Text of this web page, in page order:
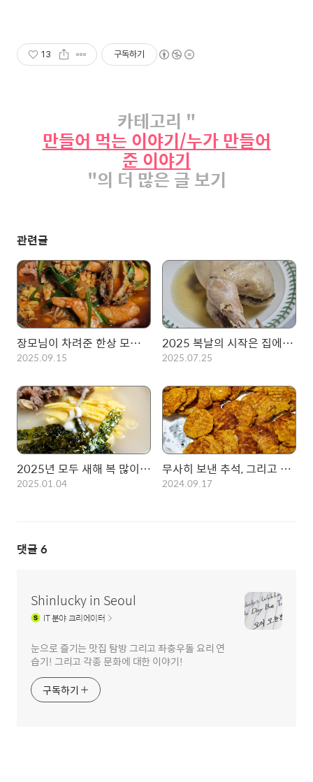
13 구독하기
카테고리 "
만들어 먹는 이야기/누가 만들어
준 이야기
"의 더 많은 글 보기
관련글
장모님이 차려준 한상 모음 (1)
2025.09.15
2025 복날의 시작은 집에서 먹는 백숙!! 초복 몸보신 완료!
2025.07.25
2025년 모두 새해 복 많이 받으세요. 가족과 첫 떡국!
2025.01.04
무사히 보낸 추석, 그리고 녹두전과 동태전
2024.09.17
댓글 6
Shinlucky in Seoul
IT분야 크리에이터
눈으로 즐기는 맛집 탐방 그리고 좌충우돌 요리 연
습기! 그리고 각종 문화에 대한 이야기!
구독하기